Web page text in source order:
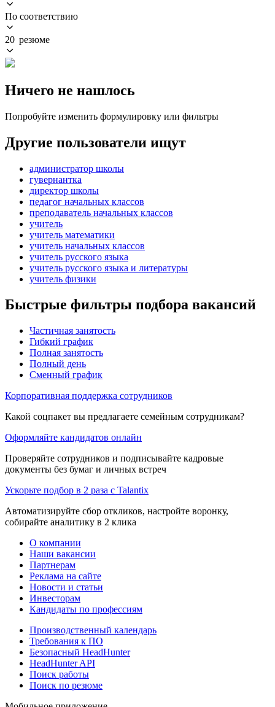
По соответствию
20 резюме
Ничего не нашлось
Попробуйте изменить формулировку или фильтры
Другие пользователи ищут
администратор школы
гувернантка
директор школы
педагог начальных классов
преподаватель начальных классов
учитель
учитель математики
учитель начальных классов
учитель русского языка
учитель русского языка и литературы
учитель физики
Быстрые фильтры подбора вакансий
Частичная занятость
Гибкий график
Полная занятость
Полный день
Сменный график
Корпоративная поддержка сотрудников
Какой соцпакет вы предлагаете семейным сотрудникам?
Оформляйте кандидатов онлайн
Проверяйте сотрудников и подписывайте кадровые
документы без бумаг и личных встреч
Ускорьте подбор в 2 раза с Talantix
Автоматизируйте сбор откликов, настройте воронку,
собирайте аналитику в 2 клика
О компании
Наши вакансии
Партнерам
Реклама на сайте
Новости и статьи
Инвесторам
Кандидаты по профессиям
Производственный календарь
Требования к ПО
Безопасный HeadHunter
HeadHunter API
Поиск работы
Поиск по резюме